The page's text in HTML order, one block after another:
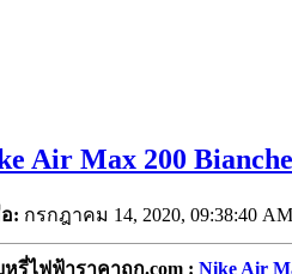
Air Max 200
: กรกฎาคม 14, 2020, 09:38:40
รี่ไฟฟ้าราคาถูก.com : Nike Air